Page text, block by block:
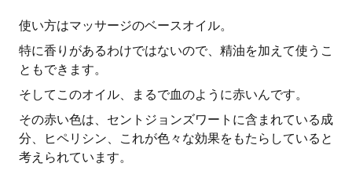
使い方はマッサージのベースオイル。
特に香りがあるわけではないので、精油を加えて使うこ
ともできます。
そしてこのオイル、まるで血のように赤いんです。
その赤い色は、セントジョンズワートに含まれている成
分、ヒペリシン、これが色々な効果をもたらしていると
考えられています。